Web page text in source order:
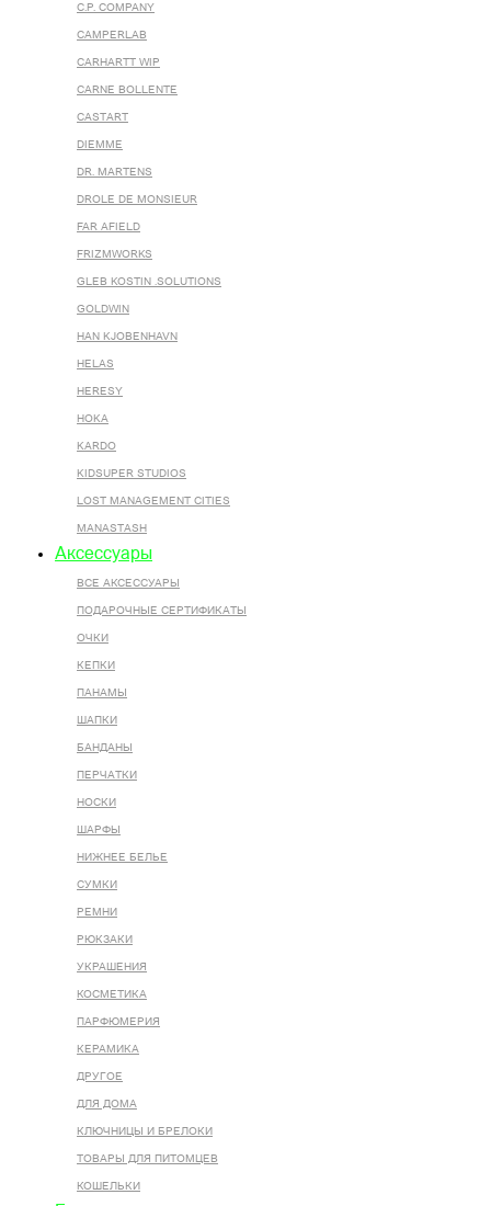
C.P. COMPANY
CAMPERLAB
CARHARTT WIP
CARNE BOLLENTE
CASTART
DIEMME
DR. MARTENS
DROLE DE MONSIEUR
FAR AFIELD
FRIZMWORKS
GLEB KOSTIN .SOLUTIONS
GOLDWIN
HAN KJOBENHAVN
HELAS
HERESY
HOKA
KARDO
KIDSUPER STUDIOS
LOST MANAGEMENT CITIES
MANASTASH
Аксессуары
ВСЕ AКСЕССУАРЫ
ПОДАРОЧНЫЕ СЕРТИФИКАТЫ
ОЧКИ
КЕПКИ
ПАНАМЫ
ШАПКИ
БАНДАНЫ
ПЕРЧАТКИ
НОСКИ
ШАРФЫ
НИЖНЕЕ БЕЛЬЕ
СУМКИ
РЕМНИ
РЮКЗАКИ
УКРАШЕНИЯ
КОСМЕТИКА
ПАРФЮМЕРИЯ
КЕРАМИКА
ДРУГОЕ
ДЛЯ ДОМА
КЛЮЧНИЦЫ И БРЕЛОКИ
ТОВАРЫ ДЛЯ ПИТОМЦЕВ
КОШЕЛЬКИ